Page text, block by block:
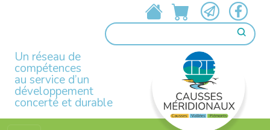
Un réseau de
compétences
au service d’un
développement
concerté et durable